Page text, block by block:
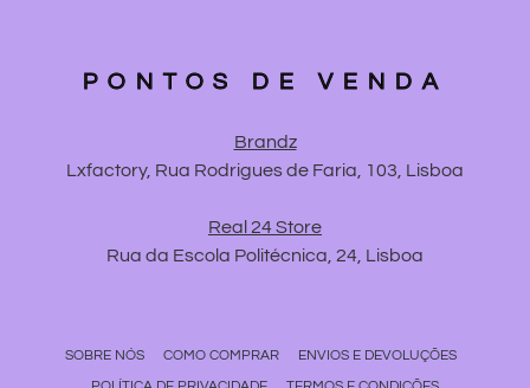
PONTOS DE VENDA
Brandz
Lxfactory, Rua Rodrigues de Faria, 103, Lisboa
Real 24 Store
Rua da Escola Politécnica, 24, Lisboa
SOBRE NÓS COMO COMPRAR
ENVIOS E DEVOLUÇÕES